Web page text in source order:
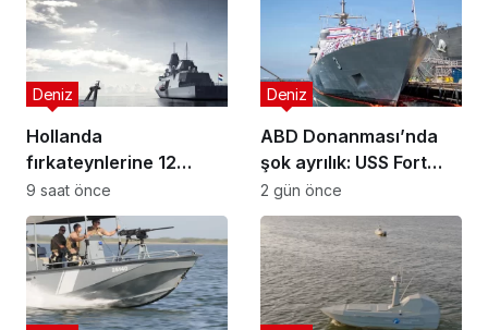
Hollanda
fırkateynlerine 12
metrelik insansız deniz
botu
Deniz
9 saat önce
ABD Donanması’nda
şok ayrılık: USS Fort
Worth erken emekli
edildi
Deniz
2 gün önce